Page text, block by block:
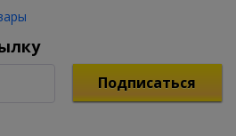
Подписаться